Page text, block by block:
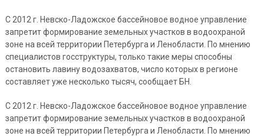
С 2012 г. Невско-Ладожское бассейновое водное управление
запретит формирование земельных участков в водоохраной
зоне на всей территории Петербурга и Ленобласти. По мнению
специалистов госструктуры, только такие меры способны
остановить лавину водозахватов, число которых в регионе
составляет уже несколько тысяч, сообщает БН.
С 2012 г. Невско-Ладожское бассейновое водное управление
запретит формирование земельных участков в водоохраной
зоне на всей территории Петербурга и Ленобласти. По мнению